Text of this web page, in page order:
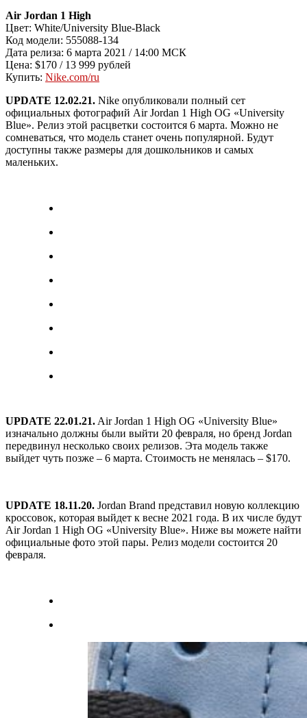
Air Jordan 1 High
Цвет: White/University Blue-Black
Код модели: 555088-134
Дата релиза: 6 марта 2021 / 14:00 МСК
Цена: $170 / 13 999 рублей
Купить: Nike.com/ru
UPDATE 12.02.21. Nike опубликовали полный сет
официальных фотографий Air Jordan 1 High OG «University
Blue». Релиз этой расцветки состоится 6 марта. Можно не
сомневаться, что модель станет очень популярной. Будут
доступны также размеры для дошкольников и самых
маленьких.
UPDATE 22.01.21. Air Jordan 1 High OG «University Blue»
изначально должны были выйти 20 февраля, но бренд Jordan
передвинул несколько своих релизов. Эта модель также
выйдет чуть позже – 6 марта. Стоимость не менялась – $170.
UPDATE 18.11.20. Jordan Brand представил новую коллекцию
кроссовок, которая выйдет к весне 2021 года. В их числе будут
Air Jordan 1 High OG «University Blue». Ниже вы можете найти
официальные фото этой пары. Релиз модели состоится 20
февраля.